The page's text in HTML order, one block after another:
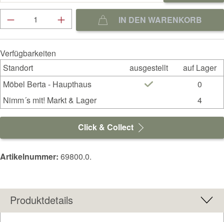
Produkt Anzahl: Gib den gewünschten Wert
IN DEN WARENKORB
Verfügbarkeiten
Standort
ausgestellt
auf Lager
Möbel Berta - Haupthaus
0
Nimm´s mit! Markt & Lager
4
Click & Collect
Artikelnummer: 69800.0.
Produktdetails